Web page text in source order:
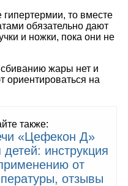
то вместе
обязательно дают
и ножки, пока они не
жары нет и
ориентироваться на
также:
«Цефекон Д»
детей: инструкция
от
отзывы